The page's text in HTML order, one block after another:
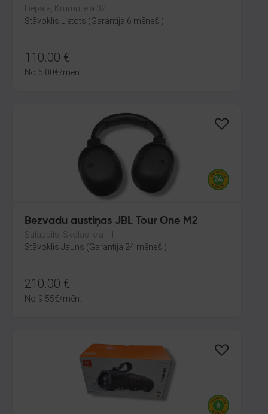
Liepāja, Krūmu iela 32
Stāvoklis Lietots (Garantija 6 mēneši)
110.00 €
No 5.00€/mēn.
Bezvadu austiņas JBL Tour One M2
Salaspils, Skolas iela 11
Stāvoklis Jauns (Garantija 24 mēneši)
210.00 €
No 9.55€/mēn.